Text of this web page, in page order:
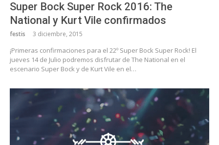
Super Bock Super Rock 2016: The
National y Kurt Vile confirmados
festis 3 diciembre, 2015
¡Primeras confirmaciones para el 22º Super Bock Super Rock! El
jueves 14 de Julio podremos disfrutar de The National en el
escenario Super Bock y de Kurt Vile en el…